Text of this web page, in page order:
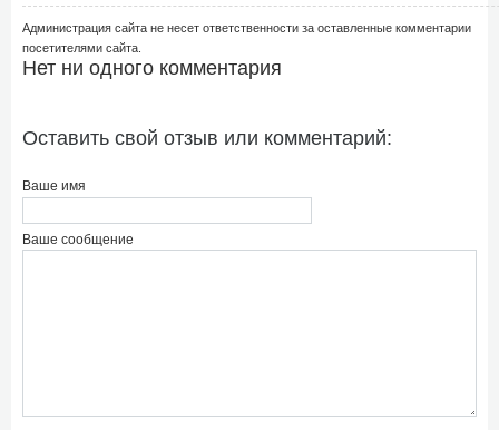
Администрация сайта не несет ответственности за оставленные комментарии
посетителями сайта.
Нет ни одного комментария
Оставить свой отзыв или комментарий:
Ваше имя
Ваше сообщение